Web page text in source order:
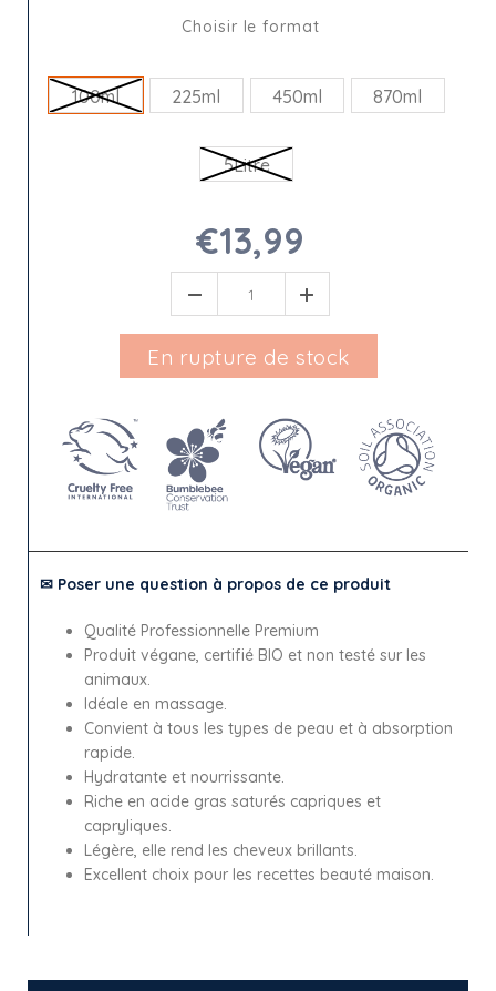
Choisir le format
100ml 225ml 450ml 870ml
5Litre
€13,99
En rupture de stock
✉ Poser une question à propos de ce produit
Qualité Professionnelle Premium
Produit végane, certifié BIO et non testé sur les
animaux.
Idéale en massage.
Convient à tous les types de peau et à absorption
rapide.
Hydratante et nourrissante.
Riche en acide gras saturés capriques et
capryliques.
Légère, elle rend les cheveux brillants.
Excellent choix pour les recettes beauté maison.